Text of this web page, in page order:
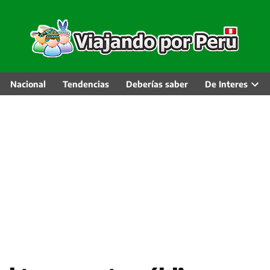
Nacional Tendencias Deberías saber De Interes